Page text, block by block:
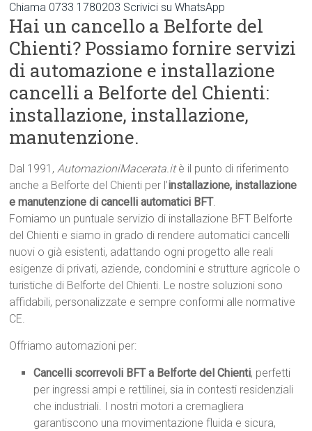
Chiama 0733 1780203 Scrivici su WhatsApp
Hai un cancello a Belforte del
Chienti? Possiamo fornire servizi
di automazione e installazione
cancelli a Belforte del Chienti:
installazione, installazione,
manutenzione.
Dal 1991,AutomazioniMacerata.itè il punto di riferimento
anche a Belforte del Chienti per l’installazione, installazione
e manutenzione di cancelli automatici BFT.
Forniamo un puntuale servizio di installazione BFT Belforte
del Chienti e siamo in grado di rendere automatici cancelli
nuovi o già esistenti, adattando ogni progetto alle reali
esigenze di privati, aziende, condomini e strutture agricole o
turistiche di Belforte del Chienti. Le nostre soluzioni sono
affidabili, personalizzate e sempre conformi alle normative
CE.
Offriamo automazioni per:
Cancelli scorrevoli BFT a Belforte del Chienti, perfetti
per ingressi ampi e rettilinei, sia in contesti residenziali
che industriali. I nostri motori a cremagliera
garantiscono una movimentazione fluida e sicura,